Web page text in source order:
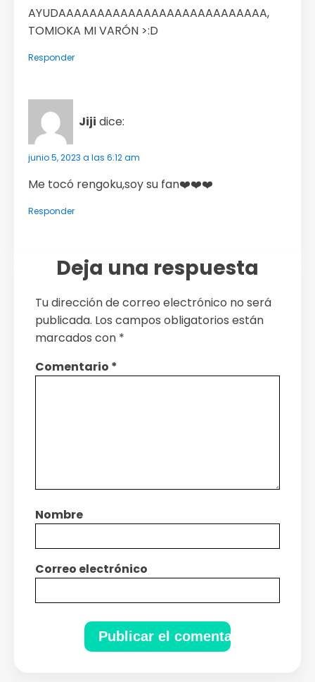
AYUDAAAAAAAAAAAAAAAAAAAAAAAAAAA,
TOMIOKA MI VARÓN >:D
Responder
Jiji dice:
junio 5, 2023 a las 6:12 am
Me tocó rengoku,soy su fan❤️❤️❤️
Responder
Deja una respuesta
Tu dirección de correo electrónico no será
publicada. Los campos obligatorios están
marcados con *
Comentario *
Nombre
Correo electrónico